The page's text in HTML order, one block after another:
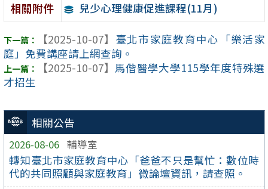
相關公告
2026-08-06 輔導室
轉知臺北市家庭教育中心「爸爸不只是幫忙：數位時
代的共同照顧與家庭教育」微論壇資訊，請查照。
相關附件
兒少心理健康促進課程(11月)
【2025-10-07】 臺北市家庭教育中心「樂活家
庭」免費講座請上網查詢。
【2025-10-07】 馬偕醫學大學115學年度特殊選
才招生